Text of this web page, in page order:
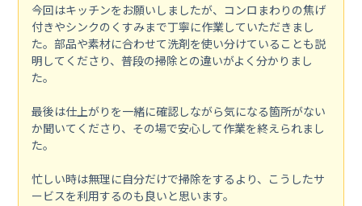
今回はキッチンをお願いしましたが、コンロまわりの焦げ
付きやシンクのくすみまで丁寧に作業していただきまし
た。部品や素材に合わせて洗剤を使い分けていることも説
明してくださり、普段の掃除との違いがよく分かりまし
た。
最後は仕上がりを一緒に確認しながら気になる箇所がない
か聞いてくださり、その場で安心して作業を終えられまし
た。
忙しい時は無理に自分だけで掃除をするより、こうしたサ
ービスを利用するのも良いと思います。